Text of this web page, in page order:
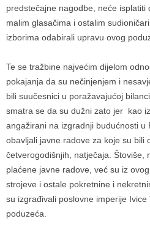
predstečajne nagodbe, neće isplatiti
malim glasačima i ostalim
izborima odabirali upravu ovog
Te se tražbine najvećim dijelom
pokajanja da su nečinjenjem i
bili suučesnici u poražavajućoj
smatra se da su dužni zato jer kao
angažirani na izgradnji budućnosti u
obavljali javne radove za koje su bili
četverogodišnjih, natječaja. Štoviše,
plaćene javne radove, već su iz
strojeve i ostale pokretnine i
su izgrađivali poslovne imperije Ivice
poduzeća.